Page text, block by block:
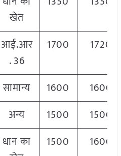
खेत
आई.आर
. 36
1700 1720
सामान्य 1600
1600
अन्य 1500
1500
धान का
1500 1600